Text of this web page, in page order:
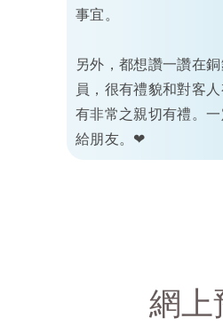
事宜。
另外，都想讚一讚在
員，很有禮貌和對客
有非常之親切有禮。
給朋友。❤
網上